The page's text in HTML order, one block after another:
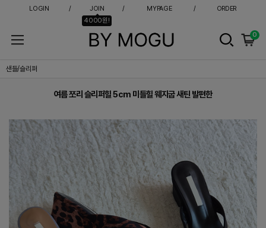
LOGIN
JOIN
4000원!
MYPAGE ORDER
0
여름 쪼리 슬리퍼힐 5cm 미들힐 웨지굽 새틴 발편한
샌들/슬리퍼
여름 쪼리 슬리퍼힐 5cm 미들힐 웨지굽 새틴 발편한